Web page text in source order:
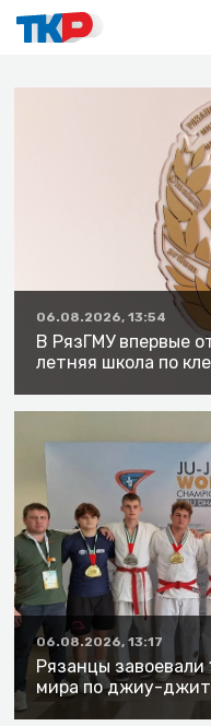
06.08.2026, 13:54
В РязГМУ впервые
летняя школа по
06.08.2026, 13:17
Рязанцы
мира по джиу-